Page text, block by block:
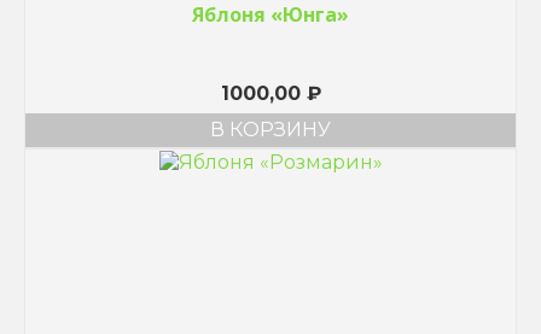
Яблоня «Юнга»
1000,00 ₽
В КОРЗИНУ